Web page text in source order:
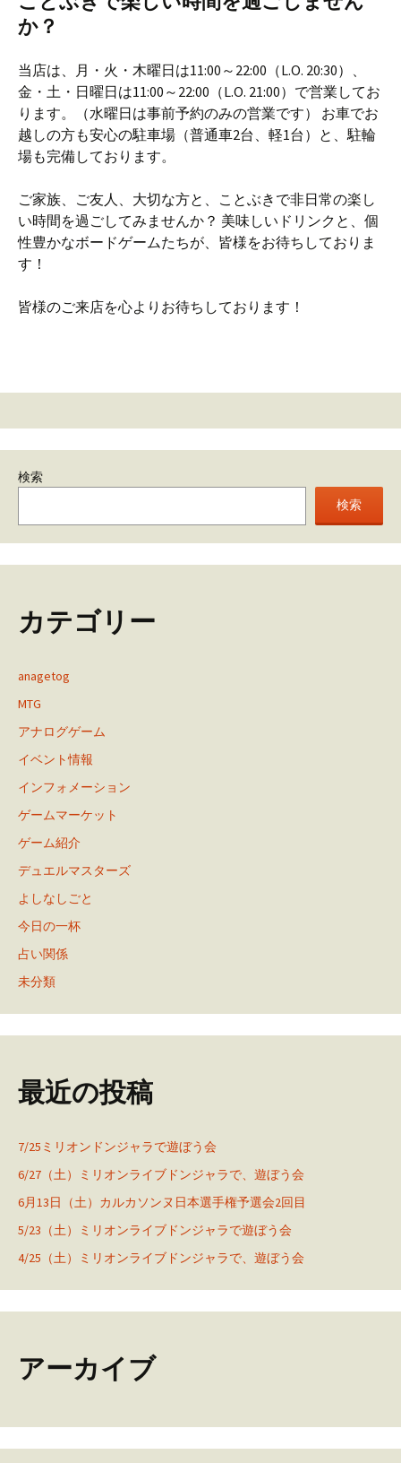
か？
当店は、月・火・木曜日は11:00～22:00（L.O. 20:30）、
金・土・日曜日は11:00～22:00（L.O. 21:00）で営業してお
ります。（水曜日は事前予約のみの営業です） お車でお
越しの方も安心の駐車場（普通車2台、軽1台）と、駐輪
場も完備しております。
ご家族、ご友人、大切な方と、ことぶきで非日常の楽し
い時間を過ごしてみませんか？ 美味しいドリンクと、個
性豊かなボードゲームたちが、皆様をお待ちしておりま
す！
皆様のご来店を心よりお待ちしております！
検索
検索
カテゴリー
anagetog
MTG
アナログゲーム
イベント情報
インフォメーション
ゲームマーケット
ゲーム紹介
デュエルマスターズ
よしなしごと
今日の一杯
占い関係
未分類
最近の投稿
7/25ミリオンドンジャラで遊ぼう会
6/27（土）ミリオンライブドンジャラで、遊ぼう会
6月13日（土）カルカソンヌ日本選手権予選会2回目
5/23（土）ミリオンライブドンジャラで遊ぼう会
4/25（土）ミリオンライブドンジャラで、遊ぼう会
アーカイブ